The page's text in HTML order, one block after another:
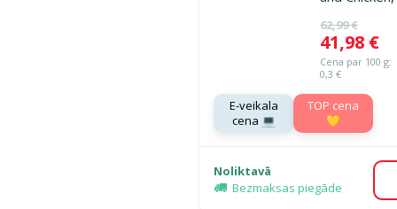
Oriģinālā
62,99 €
Cena
41,98 €
Cena par 100 g:
0,3 €
E-veikala
cena 💻
TOP cena
💛
Noliktavā
Bezmaksas piegāde